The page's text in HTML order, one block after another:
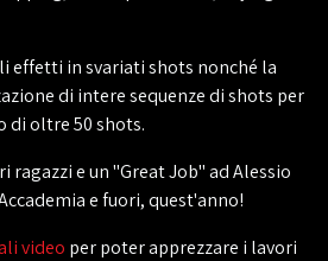
effetti in svariati shots nonché la
di intere sequenze di shots per
di oltre 50 shots.
ragazzi e un "Great Job" ad Alessio
e fuori, quest'anno!
video per poter apprezzare i lavori